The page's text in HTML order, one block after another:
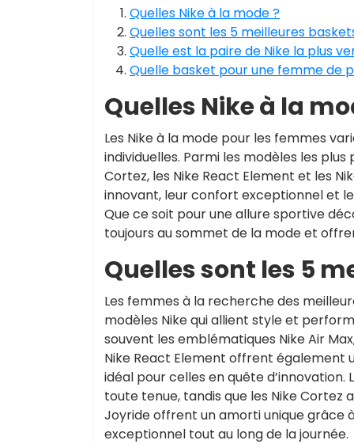
Quelles Nike à la mode ?
Quelles sont les 5 meilleures
Quelle est la paire de Nike la plus
Quelle basket pour une femme de
Quelles Nike à la
Les Nike à la mode pour les femmes
individuelles. Parmi les modèles les plus
Cortez, les Nike React Element et les
innovant, leur confort exceptionnel et
Que ce soit pour une allure sportive
toujours au sommet de la mode et
Quelles sont les 5
Les femmes à la recherche des
modèles Nike qui allient style et
souvent les emblématiques Nike Air
Nike React Element offrent également
idéal pour celles en quête
toute tenue, tandis que les Nike Cortez
Joyride offrent un amorti unique grâce
exceptionnel tout au long de la journée.